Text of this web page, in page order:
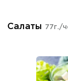
Салаты 77г./